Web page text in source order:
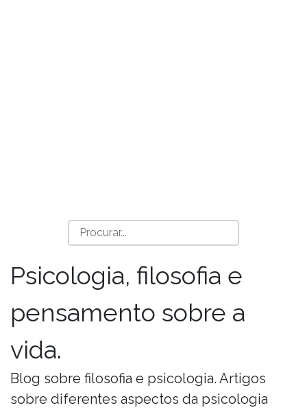
Psicologia, filosofia e
pensamento sobre a
vida.
Blog sobre filosofia e psicologia. Artigos
sobre diferentes aspectos da psicologia